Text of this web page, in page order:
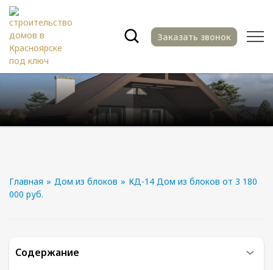
Заказать звонок
Главная » Дом из блоков » КД-14 Дом из блоков от 3 180
000 руб.
Содержание